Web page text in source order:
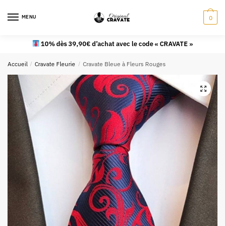
MENU 0
10% dès 39,90€ d’achat avec le code « CRAVATE »
Accueil / Cravate Fleurie / Cravate Bleue à Fleurs Rouges